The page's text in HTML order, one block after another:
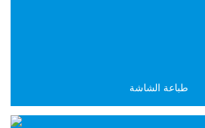
طباعة الشاشة